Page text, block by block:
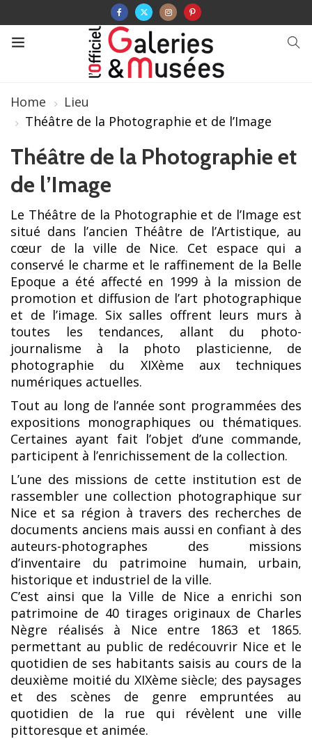
Home
Lieu
Théâtre de la Photographie et de l’Image
Théâtre de la Photographie et
de l’Image
Le Théâtre de la Photographie et de l’Image est
situé dans l’ancien Théâtre de l’Artistique, au
cœur de la ville de Nice. Cet espace qui a
conservé le charme et le raffinement de la Belle
Epoque a été affecté en 1999 à la mission de
promotion et diffusion de l’art photographique
et de l’image. Six salles offrent leurs murs à
toutes les tendances, allant du photo-
journalisme à la photo plasticienne, de
photographie du XIXème aux techniques
numériques actuelles.
Tout au long de l’année sont programmées des
expositions monographiques ou thématiques.
Certaines ayant fait l’objet d’une commande,
participent à l’enrichissement de la collection.
L’une des missions de cette institution est de
rassembler une collection photographique sur
Nice et sa région à travers des recherches de
documents anciens mais aussi en confiant à des
auteurs-photographes des missions
d’inventaire du patrimoine humain, urbain,
historique et industriel de la ville.
C’est ainsi que la Ville de Nice a enrichi son
patrimoine de 40 tirages originaux de Charles
Nègre réalisés à Nice entre 1863 et 1865.
permettant au public de redécouvrir Nice et le
quotidien de ses habitants saisis au cours de la
deuxième moitié du XIXème siècle; des paysages
et des scènes de genre empruntées au
quotidien de la rue qui révèlent une ville
pittoresque et animée.